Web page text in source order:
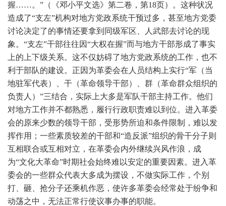
握……。”（《邓小平文选》第二卷，第18页）。这种状况
造成了“支左”机构对地方党政系统干预过多，甚至地方党委
讨论决定了的事情还要拿到同级军区、人武部去讨论的现
象。“支左”干部往往因“大权在握”而与地方干部形成了事实
上的上下级关系。这不仅妨碍了地方党政系统的工作，也不
利于部队的建设。正因为革委会在人员结构上实行“军（当
地驻军代表）、干（革命领导干部）、群（革命群众组织的
负责人）”三结合，实际上大多是军队干部主持工作。他们
对地方工作并不都熟悉，履行行政职责难以到位。进入革委
会的原来少数的领导干部，受形势所迫和条件限制，难以发
挥作用；一些素质较差的干部和“造反派”组织的骨干分子则
互相联合或互相对立，在革委会内外继续兴风作浪，成
为“文化大革命”时期社会始终难以安定的重要因素。进入革
委会的一些群众代表大多成为摆设，不做实际工作，个别
打、砸、抢分子还乘机作恶，使许多革委会经常处于纷争和
动荡之中，无法正常行使议事办事的职能。